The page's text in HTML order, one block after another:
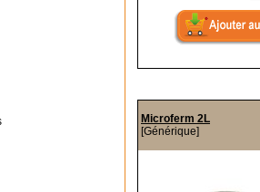
Microferm 2L
[Générique]